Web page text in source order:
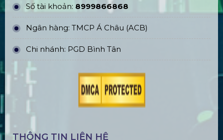
Số tài khoản: 8999866868
Ngân hàng: TMCP Á Châu (ACB)
Chi nhánh: PGD Bình Tân
THÔNG TIN LIÊN HỆ